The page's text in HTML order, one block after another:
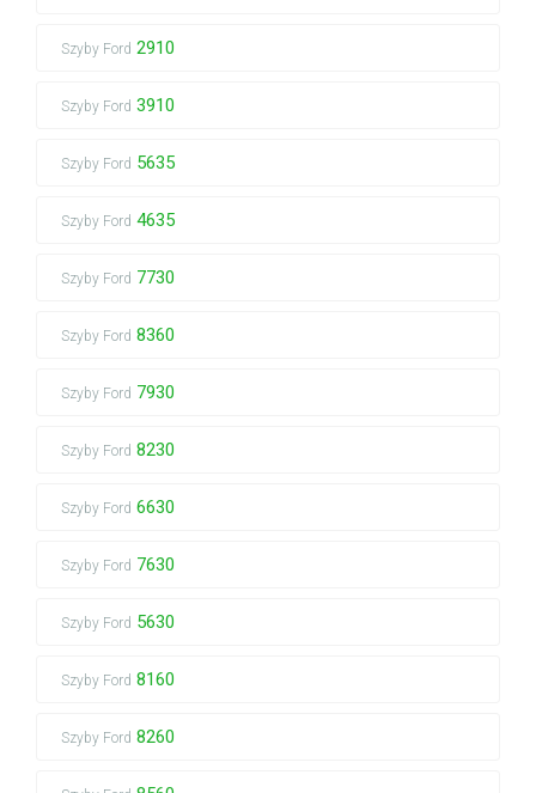
Szyby Ford 2910
Szyby Ford 3910
Szyby Ford 5635
Szyby Ford 4635
Szyby Ford 7730
Szyby Ford 8360
Szyby Ford 7930
Szyby Ford 8230
Szyby Ford 6630
Szyby Ford 7630
Szyby Ford 5630
Szyby Ford 8160
Szyby Ford 8260